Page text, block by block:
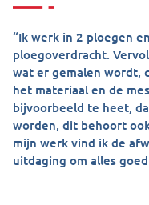
“Ik werk in 2 ploegen
ploegoverdracht.
wat er gemalen wordt,
het materiaal en de
bijvoorbeeld te heet,
worden, dit behoort
mijn werk vind ik de
uitdaging om alles